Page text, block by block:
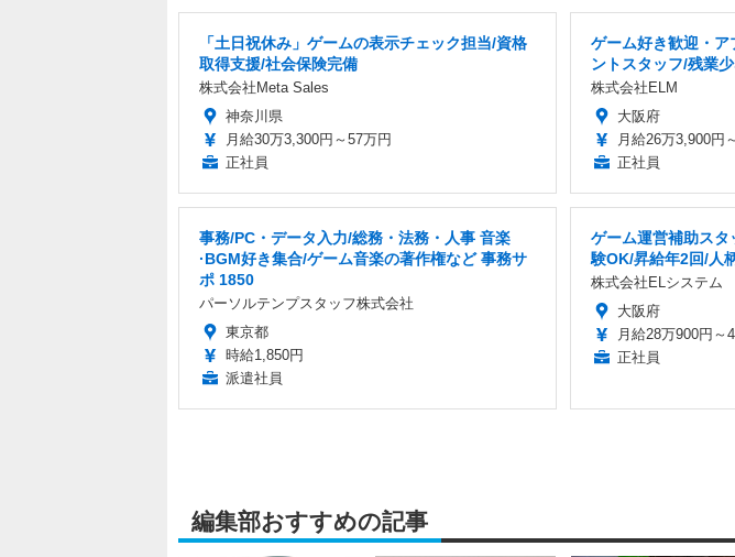
「土日祝休み」ゲームの表示チェック担当/資格
取得支援/社会保険完備
株式会社Meta Sales
神奈川県
月給30万3,300円～57万円
正社員
ゲーム好き歓迎・ア
ントスタッフ/残業
株式会社ELM
大阪府
月給26万3,900円
正社員
事務/PC・データ入力/総務・法務・人事 音楽
·BGM好き集合/ゲーム音楽の著作権など 事務サ
ポ 1850
パーソルテンプスタッフ株式会社
東京都
時給1,850円
派遣社員
ゲーム運営補助ス
験OK/昇給年2回/人
株式会社ELシステム
大阪府
月給28万900円～
正社員
編集部おすすめの記事